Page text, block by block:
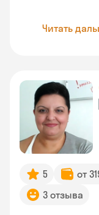
Читать
5 от
3 отзыва